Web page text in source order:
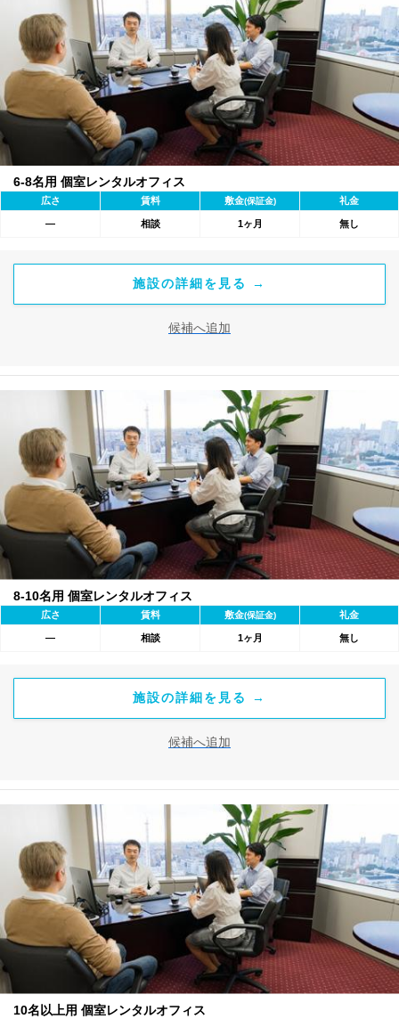
6-8名用 個室レンタルオフィス
広さ 賃料 敷金(保証金) 礼金
― 相談 1ヶ月 無し
施設の詳細を見る →
候補へ追加
8-10名用 個室レンタルオフィス
広さ 賃料 敷金(保証金) 礼金
― 相談 1ヶ月 無し
施設の詳細を見る →
候補へ追加
10名以上用 個室レンタルオフィス